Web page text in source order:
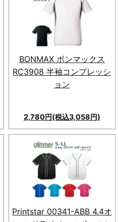
BONMAX ボンマックス
RC3908 半袖コンプレッシ
ョン
2,780円(税込3,058円)
Printstar 00341-ABB 4.4オ